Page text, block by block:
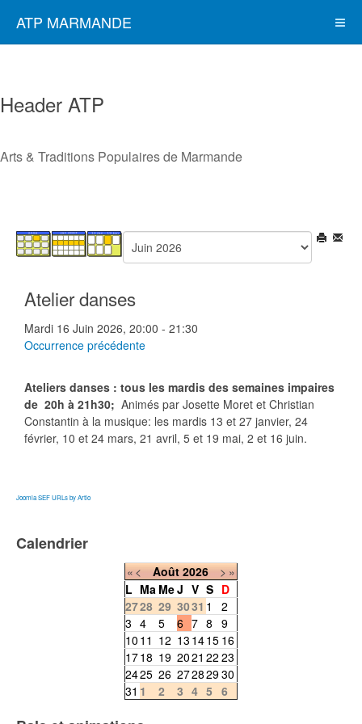
ATP MARMANDE
Header ATP
Arts & Traditions Populaires de Marmande
Atelier danses
Mardi 16 Juin 2026, 20:00 - 21:30
Occurrence précédente
Ateliers danses : tous les mardis des semaines impaires
de 20h à 21h30; Animés par Josette Moret et Christian
Constantin à la musique: les mardis 13 et 27 janvier, 24
février, 10 et 24 mars, 21 avril, 5 et 19 mai, 2 et 16 juin.
Joomla SEF URLs by Artio
Calendrier
«< Août 2026 >»
L Ma MeJ V S D
2728 29 3031 1
2
3 4 5 6 7 8 9
10 11 12 13 1415 16
1718 19 2021 22 23
2425 26 27282930
31 1 2 3 4 5 6